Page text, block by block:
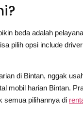
beda adalah
pilih opsi include
di Bintan, nggak
mobil harian Bintan.
semua pilihannya di